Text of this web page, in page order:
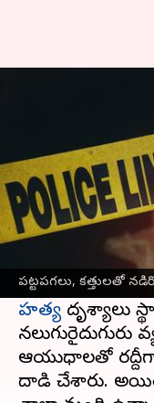
పట్టపగలు, కత్తులతో
పట్టపగలు,
వ్యక్తి
వ్రాసిన వారు Stalin Feb 28,
ఈ వార్తాకథనం ఏంటి
నిత్యం రద్దీగా ఉండే
యువకుడిని
జిల్లాలోని
హత్యదృశ్యాలు
నలుగురైదుగురు
ఆయుధాలతో
దాడి చేశారు.